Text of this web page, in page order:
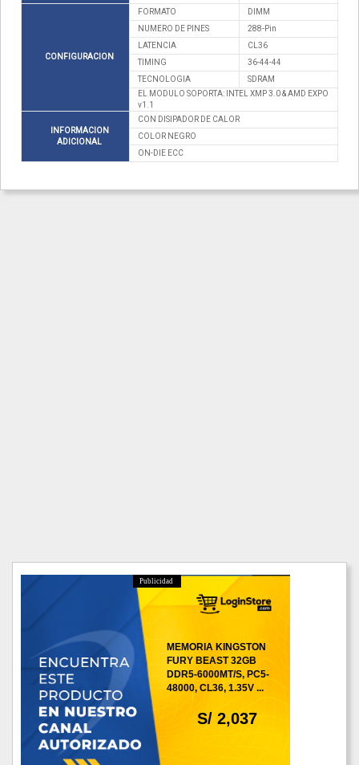
CONFIGURACION
FORMATO
DIMM
NUMERO DE PINES
288-Pin
LATENCIA
CL36
TIMING
36-44-44
TECNOLOGIA
SDRAM
EL MODULO SOPORTA: INTEL XMP 3.0 & AMD EXPO
v1.1
INFORMACION
ADICIONAL
CON DISIPADOR DE CALOR
COLOR NEGRO
ON-DIE ECC
Publicidad
S/ 2,037
MEMORIA KINGSTON
FURY BEAST 32GB
DDR5-6000MT/S, PC5-
48000, CL36, 1.35V ...